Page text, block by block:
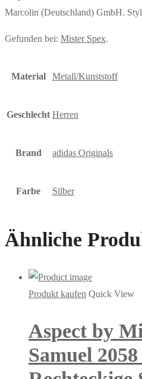
Marcolin (Deutschland) GmbH.
Gefunden bei: Mister Spex.
Material Metall/Kunststoff
Geschlecht Herren
Brand adidas Originals
Farbe Silber
Ähnliche
Produkt kaufen Quick View
Aspect by
Samuel